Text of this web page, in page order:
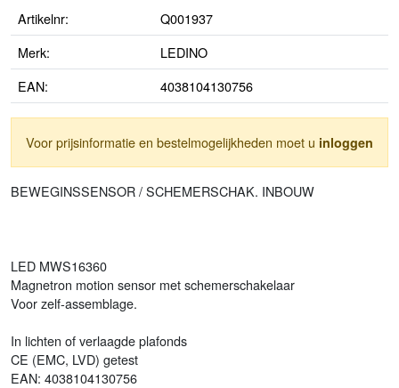
Artikelnr:
Q001937
Merk:
LEDINO
EAN:
4038104130756
Voor prijsinformatie en bestelmogelijkheden moet u inloggen
BEWEGINSSENSOR / SCHEMERSCHAK. INBOUW
LED MWS16360
Magnetron motion sensor met schemerschakelaar
Voor zelf-assemblage.
In lichten of verlaagde plafonds
CE (EMC, LVD) getest
EAN: 4038104130756